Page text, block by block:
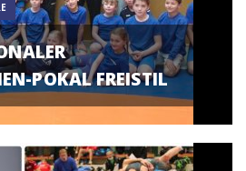
POKAL FREISTIL